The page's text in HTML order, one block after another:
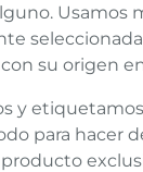
Usamos
su origen
y
para hacer